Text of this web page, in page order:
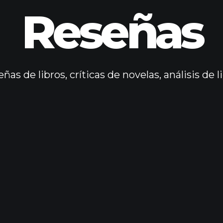
Reseñas
de libros, críticas de novelas, análisis de